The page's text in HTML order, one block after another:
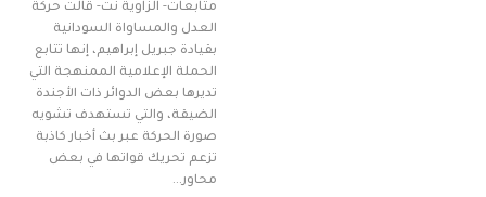
متابعات- الزاوية نت- قالت حركة
العدل والمساواة السودانية
بقيادة جبريل إبراهيم، إنها تتابع
الحملة الإعلامية الممنهجة التي
تديرها بعض الدوائر ذات الأجندة
الضيقة، والتي تستهدف تشويه
صورة الحركة عبر بث أخبار كاذبة
تزعم تحريك قواتها في بعض
محاور…